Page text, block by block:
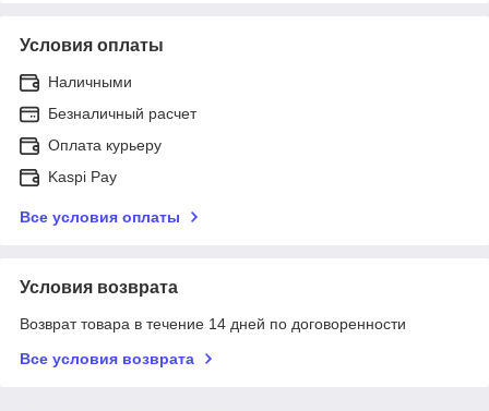
Условия оплаты
Наличными
Безналичный расчет
Оплата курьеру
Kaspi Pay
Все условия оплаты
Условия возврата
Возврат товара в течение 14 дней по договоренности
Все условия возврата